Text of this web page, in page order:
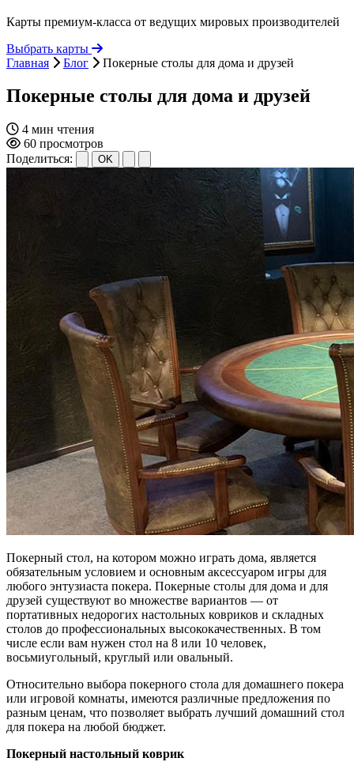
Карты премиум-класса от ведущих мировых производителей
Выбрать карты
Главная
Блог Покерные столы для дома и друзей
Покерные столы для дома и друзей
4 мин чтения
60 просмотров
Поделиться:
OK
Покерный стол, на котором можно играть дома, является
обязательным условием и основным аксессуаром игры для
любого энтузиаста покера. Покерные столы для дома и для
друзей существуют во множестве вариантов — от
портативных недорогих настольных ковриков и складных
столов до профессиональных высококачественных. В том
числе если вам нужен стол на 8 или 10 человек,
восьмиугольный, круглый или овальный.
Относительно выбора покерного стола для домашнего покера
или игровой комнаты, имеются различные предложения по
разным ценам, что позволяет выбрать лучший домашний стол
для покера на любой бюджет.
Покерный настольный коврик